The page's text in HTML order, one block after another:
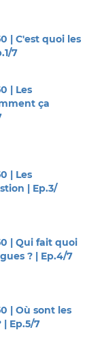
| C'est quoi les
7
| Les
ça
| Les
| Ep.3/
| Qui fait quoi
? | Ep.4/7
| Où sont les
| Ep.5/7